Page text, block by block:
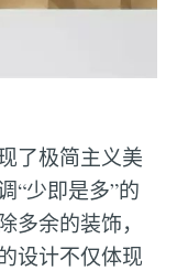
了极简主义美
“少即是多”的
多余的装饰，
设计不仅体现